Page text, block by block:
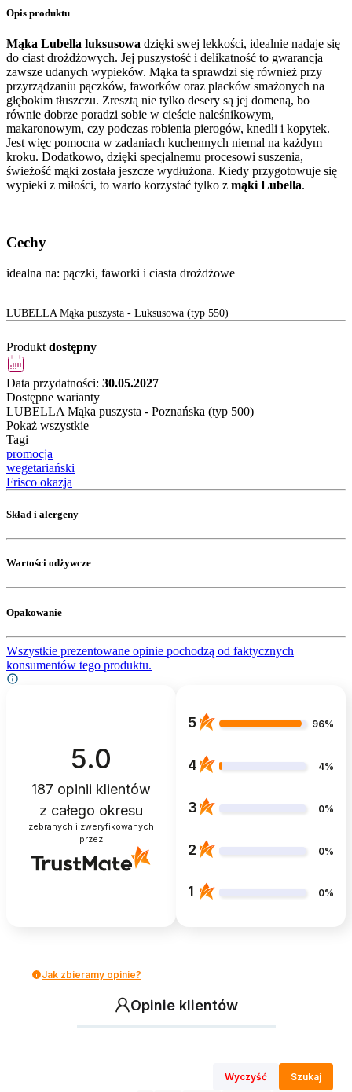
Opis produktu
Mąka Lubella luksusowa dzięki swej lekkości, idealnie nadaje się
do ciast drożdżowych. Jej puszystość i delikatność to gwarancja
zawsze udanych wypieków. Mąka ta sprawdzi się również przy
przyrządzaniu pączków, faworków oraz placków smażonych na
głębokim tłuszczu. Zresztą nie tylko desery są jej domeną, bo
równie dobrze poradzi sobie w cieście naleśnikowym,
makaronowym, czy podczas robienia pierogów, knedli i kopytek.
Jest więc pomocna w zadaniach kuchennych niemal na każdym
kroku. Dodatkowo, dzięki specjalnemu procesowi suszenia,
świeżość mąki została jeszcze wydłużona. Kiedy przygotowuje się
wypieki z miłości, to warto korzystać tylko z mąki Lubella.
Cechy
idealna na: pączki, faworki i ciasta drożdżowe
LUBELLA Mąka puszysta - Luksusowa (typ 550)
Produkt dostępny
Data przydatności: 30.05.2027
Dostępne warianty
LUBELLA Mąka puszysta - Poznańska (typ 500)
Pokaż wszystkie
Tagi
promocja
wegetariański
Frisco okazja
Skład i alergeny
Wartości odżywcze
Opakowanie
Wszystkie prezentowane opinie pochodzą od faktycznych
konsumentów tego produktu.
5.0
187 opinii klientów
z całego okresu
zebranych i zweryfikowanych
przez
5 96%
4 4%
3 0%
2 0%
1 0%
Jak zbieramy opinie?
Opinie klientów
Wyczyść Szukaj